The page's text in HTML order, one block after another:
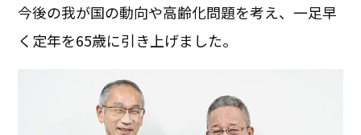
今後の我が国の動向や高齢化問題を考え、一足早
く定年を65歳に引き上げました。